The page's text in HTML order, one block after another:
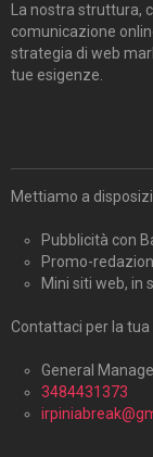
La nostra struttura,
comunicazione
strategia di web
tue esigenze.
Mettiamo a
Pubblicità con
Promo-
Mini siti web, in
Contattaci per la tua
General
3484431373